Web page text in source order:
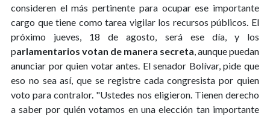
consideren el más pertinente para ocupar ese importante
cargo que tiene como tarea vigilar los recursos públicos. El
próximo jueves, 18 de agosto, será ese día, y los
parlamentarios votan de manera secreta, aunque puedan
anunciar por quien votar antes. El senador Bolívar, pide que
eso no sea así, que se registre cada congresista por quien
voto para contralor. "Ustedes nos eligieron. Tienen derecho
a saber por quién votamos en una elección tan importante